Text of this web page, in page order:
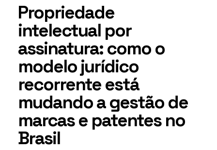
Propriedade
intelectual por
assinatura: como o
modelo jurídico
recorrente está
mudando a gestão de
marcas e patentes no
Brasil